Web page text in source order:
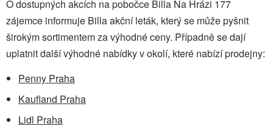
O dostupných akcích na pobočce Billa Na Hrázi 177
zájemce informuje Billa akční leták, který se může pyšnit
širokým sortimentem za výhodné ceny. Případně se dají
uplatnit další výhodné nabídky v okolí, které nabízí prodejny:
Penny Praha
Kaufland Praha
Lidl Praha